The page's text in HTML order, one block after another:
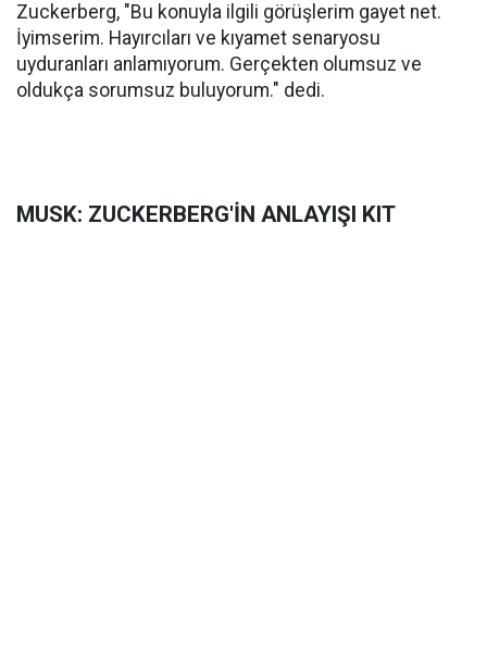
Zuckerberg, "Bu konuyla ilgili görüşlerim gayet net.
İyimserim. Hayırcıları ve kıyamet senaryosu
uyduranları anlamıyorum. Gerçekten olumsuz ve
oldukça sorumsuz buluyorum." dedi.
MUSK: ZUCKERBERG'İN ANLAYIŞI KIT